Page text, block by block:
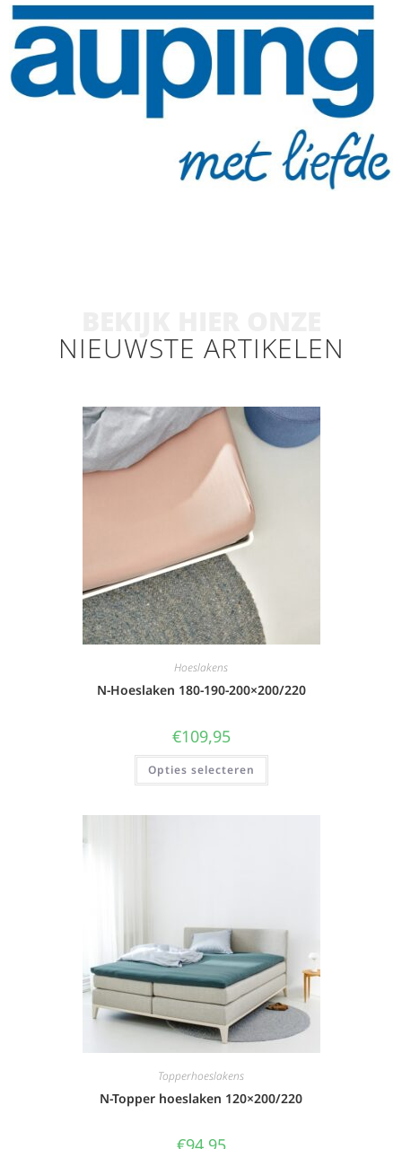
NIEUWSTE ARTIKELEN
Hoeslakens
N-Hoeslaken 180-190-200×200/220
€109,95
Opties selecteren
Topperhoeslakens
N-Topper hoeslaken 120×200/220
€94,95